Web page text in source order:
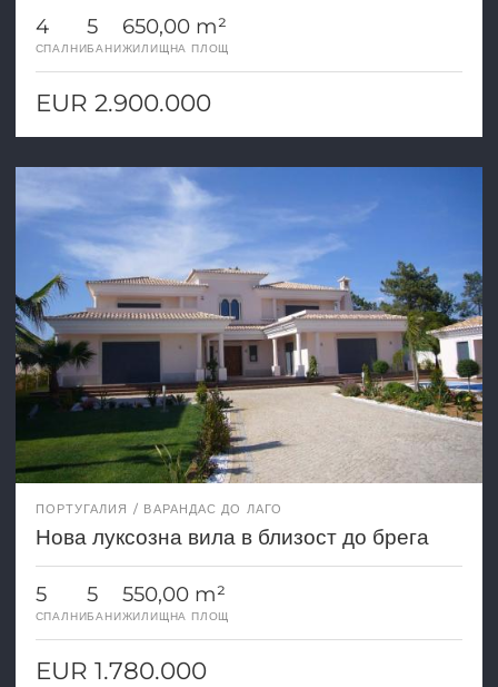
4
СПАЛНИ
5
БАНИ
650,00 m²
ЖИЛИЩНА ПЛОЩ
EUR 2.900.000
ПОРТУГАЛИЯ ВАРАНДАС ДО ЛАГО
Нова луксозна вила в близост до брега
5
СПАЛНИ
5
БАНИ
550,00 m²
ЖИЛИЩНА ПЛОЩ
EUR 1.780.000